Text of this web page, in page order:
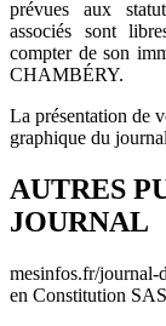
prévues aux
associés sont
compter de son
CHAMBÉRY.
La présentation de
graphique du journal
AUTRES
JOURNAL
mesinfos.fr/journal-
en Constitution SAS